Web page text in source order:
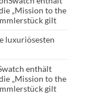
„Mission to the
gilt
luxuriösesten
enthält
„Mission to the
gilt